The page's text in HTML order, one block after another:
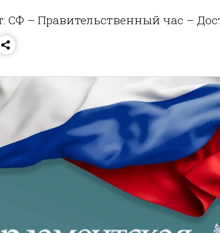
СФ – Правительственный час –